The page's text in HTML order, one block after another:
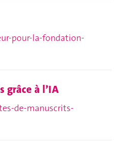
pour-la-fondation-
à l’IA
de-manuscrits-